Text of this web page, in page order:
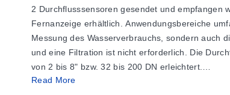
2 Durchflusssensoren gesendet und empfangen
Fernanzeige erhältlich. Anwendungsbereiche
Messung des Wasserverbrauchs, sondern auch
und eine Filtration ist nicht erforderlich. Die
von 2 bis 8" bzw. 32 bis 200 DN erleichtert.
Read More